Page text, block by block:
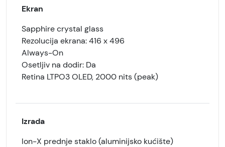
Ekran
Sapphire crystal glass
Rezolucija ekrana: 416 x 496
Always-On
Osetljiv na dodir: Da
Retina LTPO3 OLED, 2000 nits (peak)
Izrada
Ion-X prednje staklo (aluminijsko kućište)